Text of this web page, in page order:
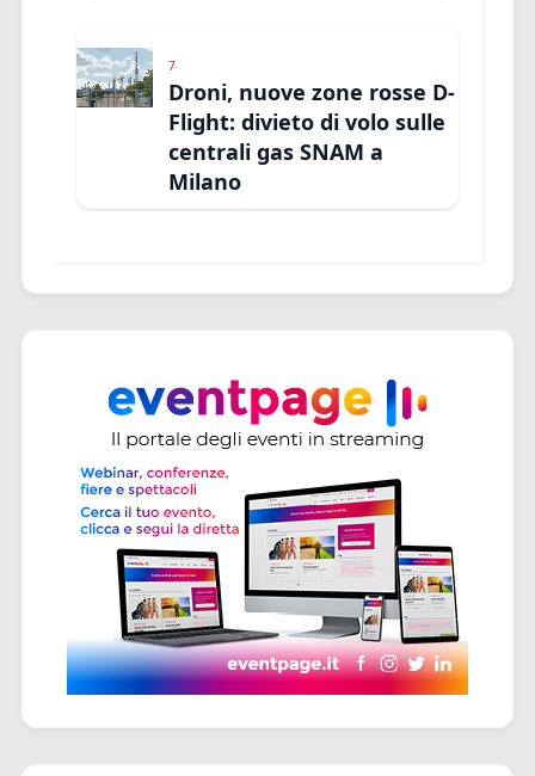
7
Droni, nuove zone rosse D-
Flight: divieto di volo sulle
centrali gas SNAM a
Milano